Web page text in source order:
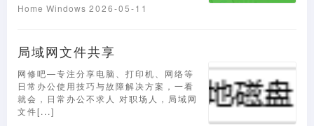
Home Windows 2026-05-11
局域网文件共享
网修吧—专注分享电脑、打印机、网络等
日常办公使用技巧与故障解决方案，一看
就会，日常办公不求人 对职场人，局域网
文件[...]